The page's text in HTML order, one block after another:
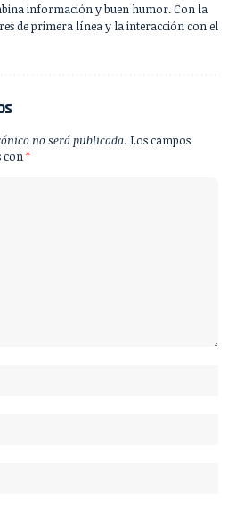
información y buen humor. Con la
de primera línea y la interacción con el
no será publicada. Los campos
con*